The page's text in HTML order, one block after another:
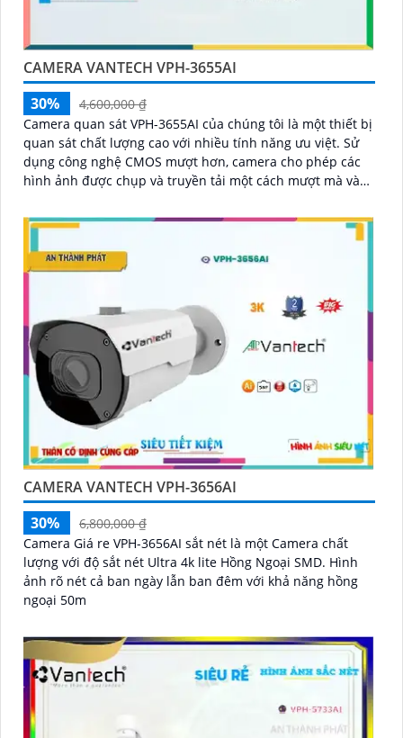
CAMERA VANTECH VPH-3655AI
30%
4,600,000 ₫
Camera quan sát VPH-3655AI của chúng tôi là một thiết bị
quan sát chất lượng cao với nhiều tính năng ưu việt. Sử
dụng công nghệ CMOS mượt hơn, camera cho phép các
hình ảnh được chụp và truyền tải một cách mượt mà và
CAMERA VANTECH VPH-3656AI
30%
6,800,000 ₫
Camera Giá re VPH-3656AI sắt nét là một Camera chất
lượng với độ sắt nét Ultra 4k lite Hồng Ngoại SMD. Hình
ảnh rõ nét cả ban ngày lẫn ban đêm với khả năng hồng
ngoại 50m